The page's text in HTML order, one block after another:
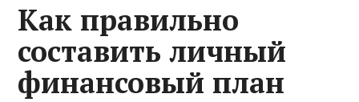
Как правильно
составить личный
финансовый план